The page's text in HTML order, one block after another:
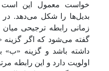
خواست معمول این است
بدیل‌ها را شکل می‌دهد.
زمانی رابطه ترجیحی میان
گفته می‌شود که اگر گزینه
داشته باشد و گزینه
اولویت دارد و این رابطه